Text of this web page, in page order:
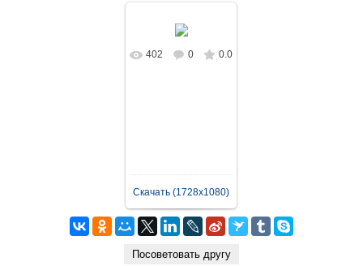
В реальном
402 0 0.0
Скачать (1728x1080)